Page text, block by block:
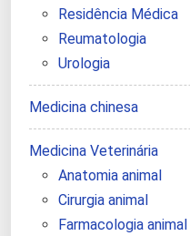
Residência Médica
Reumatologia
Urologia
Medicina chinesa
Medicina Veterinária
Anatomia animal
Cirurgia animal
Farmacologia animal